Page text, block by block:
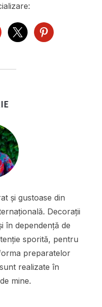
x pinterest
și gustoase din
Decorații
în dependență de
sporită, pentru
preparatelor
realizate în
mine.